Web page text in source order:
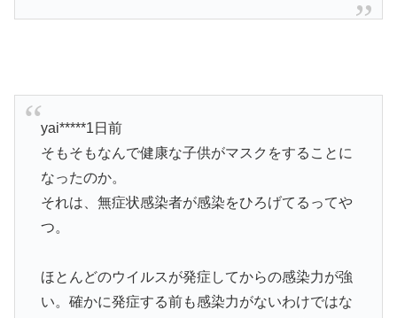
yai*****1日前
そもそもなんで健康な子供がマスクをすることに
なったのか。
それは、無症状感染者が感染をひろげてるってや
つ。
ほとんどのウイルスが発症してからの感染力が強
い。確かに発症する前も感染力がないわけではな